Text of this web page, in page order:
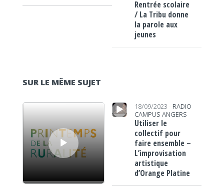
Rentrée scolaire
/ La Tribu donne
la parole aux
jeunes
SUR LE MÊME SUJET
Lecteur audio
Lecteur audio 18/09/2023 - RADIO
CAMPUS ANGERS
Utiliser le
collectif pour
faire ensemble –
L’improvisation
artistique
d’Orange Platine